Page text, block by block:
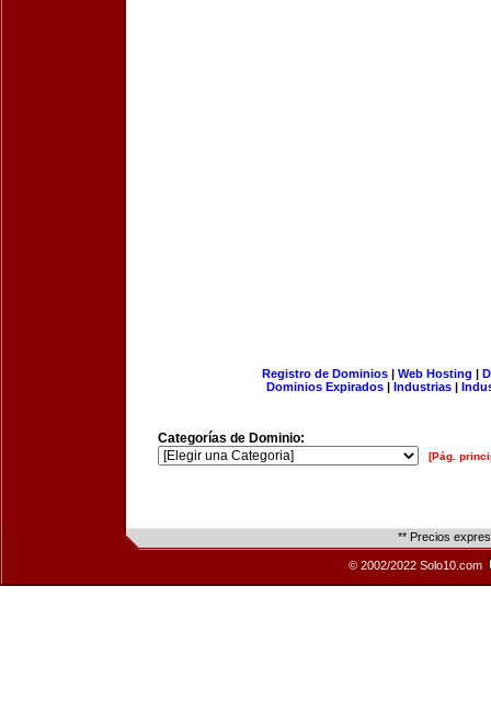
Registro de Dominios| Web Hosting |
Dominios Expirados | Industrias |
Categorías de Dominio:
[Pág.
** Precios
© 2002/2022 Solo10.com